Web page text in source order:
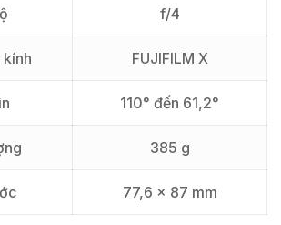
f/4
FUJIFILM X
110° đến 61,2°
385 g
77,6 x 87 mm